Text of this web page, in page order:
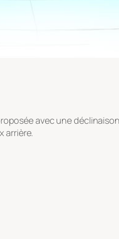
avec une
arrière.